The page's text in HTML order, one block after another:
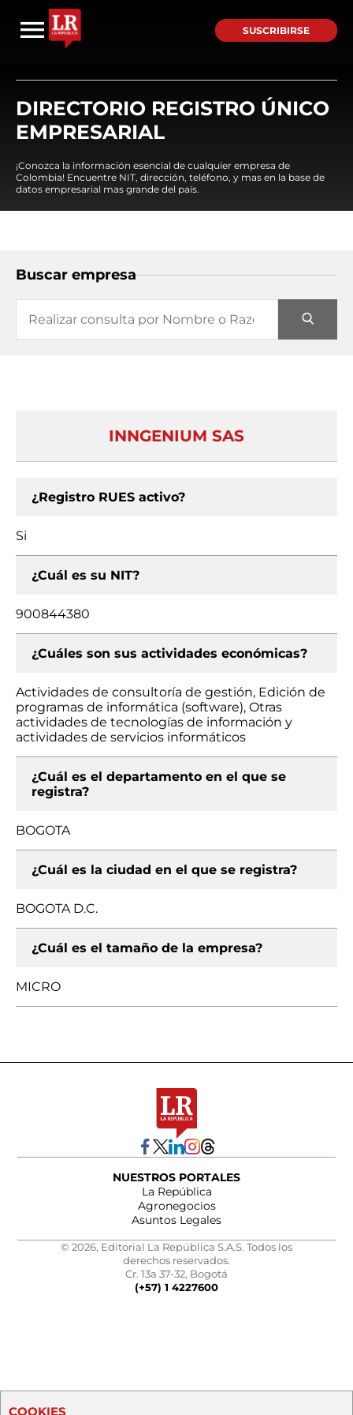
SUSCRIBIRSE
DIRECTORIO REGISTRO ÚNICO
EMPRESARIAL
¡Conozca la información esencial de cualquier empresa de
Colombia! Encuentre NIT, dirección, teléfono, y mas en la base de
datos empresarial mas grande del país.
Buscar empresa
INNGENIUM SAS
¿Registro RUES activo?
Si
¿Cuál es su NIT?
900844380
¿Cuáles son sus actividades económicas?
Actividades de consultoría de gestión, Edición de
programas de informática (software), Otras
actividades de tecnologías de información y
actividades de servicios informáticos
¿Cuál es el departamento en el que se
registra?
BOGOTA
¿Cuál es la ciudad en el que se registra?
BOGOTA D.C.
¿Cuál es el tamaño de la empresa?
MICRO
NUESTROS PORTALES
La República
Agronegocios
Asuntos Legales
© 2026, Editorial La República S.A.S. Todos los
derechos reservados.
Cr. 13a 37-32, Bogotá
(+57) 1 4227600
COOKIES